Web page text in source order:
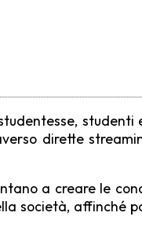
dirette
a creare le
società, affinché